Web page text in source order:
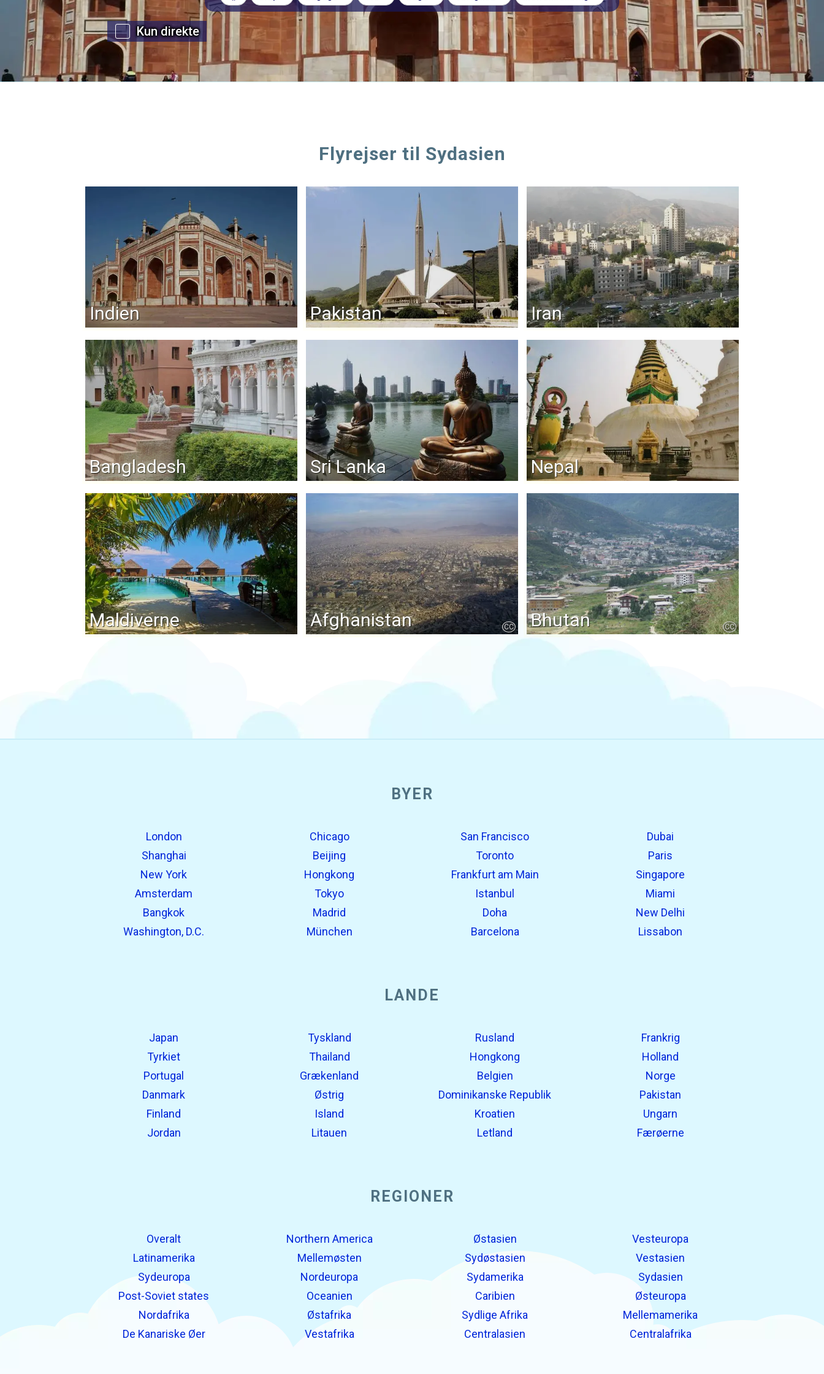
Kun direkte
Flyrejser til Sydasien
Indien Pakistan Iran
Bangladesh Sri Lanka Nepal
Maldiverne Afghanistan CC Bhutan CC
BYER
London Chicago San Francisco
Dubai
Shanghai
Beijing Toronto
Paris
New York
Hongkong Frankfurt am Main
Singapore
Amsterdam
Tokyo Istanbul
Miami
Bangkok
Madrid Doha
New Delhi
Washington, D.C.
München Barcelona Lissabon
LANDE
Japan Tyskland Rusland
Frankrig
Tyrkiet
Thailand Hongkong
Holland
Portugal
Grækenland Belgien
Norge
Danmark
Østrig Dominikanske Republik
Pakistan
Finland
Island Kroatien
Ungarn
Jordan
Litauen Letland Færøerne
REGIONER
Overalt Northern America Østasien
Vesteuropa
Latinamerika
Mellemøsten Sydøstasien
Vestasien
Sydeuropa
Nordeuropa Sydamerika
Sydasien
Post-Soviet states
Oceanien Caribien
Østeuropa
Nordafrika
Østafrika Sydlige Afrika
Mellemamerika
De Kanariske Øer
Vestafrika Centralasien Centralafrika